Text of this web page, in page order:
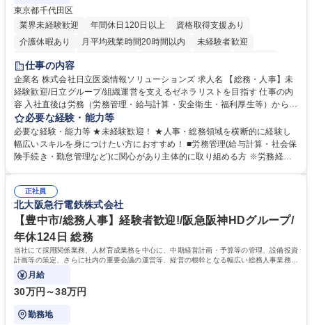
東京都千代田区
業界未経験歓迎
年間休日120日以上
資格取得支援あり
介護休暇あり
月平均残業時間20時間以内
未経験者歓迎
住宅手当あり
育休あり
完全週休2日制 交通費支給 土日祝休み 寮・社宅あり
仕事の内容
企業名 株式会社日立医薬情報ソリューションズ 求人名 【総務・人事】未
経験歓迎/日立グループ/組織運営を支えるゼネラリストを目指す 仕事の内
容 入社直後は労務（労務管理・給与計算・安全衛生・福利厚生等）からお
任せいたします。将来は総務・採用・教育業務へ守備範囲を広げ、組織運
営を支えるゼネラリストをめざせます。 ・初期業務：労働時間管理、給与
計算、社会保険対応、福利厚生管理、安全衛生、健康経営推進等をお任せ
します。ご経験に応じて、休職者管理など、幅広く経験を積んでいただき
幅広く経験を積みたい意欲がある方に最適な環境です。 募集職種 【総
務・人事】未経験歓迎/日立グループ/組織運営を支えるゼネラリストを目
指す
必要な経験・能力等
必要な経験・能力等 ★未経験歓迎！ ★人事・総務領域を横断的に経験し
幅広いスキルを身につけたい方におすすめ！ ■労務管理(給与計算・社会保
険手続き・勤怠管理など)に関心があり主体的に取り組める方 ※労務経験
のご経験 ■労務管理（給与計算・社会保険手続き・勤怠管理など）の経験
■衛生管理者の資格をお持ちの方 学歴・資格 学歴：大学院 大学 高専 短大
専修学校 高校 語学力： 資格：
正社員
北大阪急行電鉄株式会社
【豊中市/総務人事】経験者歓迎!/阪急阪神HDグループ/
年休124日 総務
当社にて採用関係業務、人材育成業務を中心に、中期経営計画・予算等の管理、設備投資
計画等の策定、さらに社内の重要会議の運営等、経営の根幹となる幅広い総務人事業務全
般を担当していただきます。
月給
30万円～38万円
勤務地